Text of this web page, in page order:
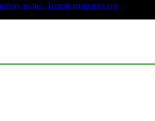
толпе. Теперь разрежут его